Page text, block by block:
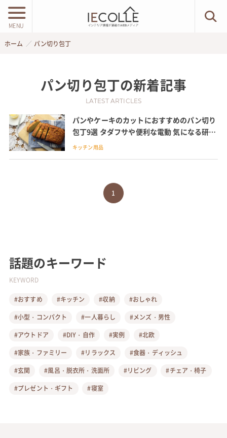
MENU
ホーム パン切り包丁
パン切り包丁の新着記事
LATEST ARTICLES
パンやケーキのカットにおすすめのパン切り
包丁9選 タダフサや便利な電動 気になる研ぎ
方も解説
キッチン用品
1
話題のキーワード
KEYWORD
#おすすめ #キッチン #収納
#おしゃれ
#小型・コンパクト
#一人暮らし
#メンズ・男性
#アウトドア
#DIY・自作 #実例
#北欧
#家族・ファミリー
#リラックス
#食器・ディッシュ
#玄関
#風呂・脱衣所・洗面所 #リビング
#チェア・椅子
#プレゼント・ギフト
#寝室